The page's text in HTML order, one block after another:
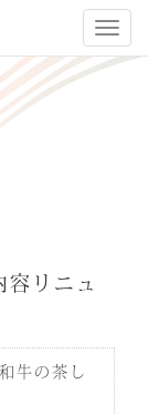
容リニュ
牛の茶し